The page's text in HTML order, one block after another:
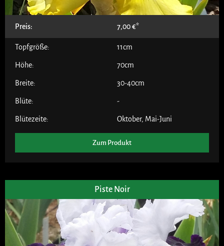
Preis: 7,00€
Topfgröße: 11cm
Höhe: 70cm
Breite: 30-40cm
Blüte: -
Blütezeite: Oktober, Mai-Juni
Zum Produkt
Piste Noir